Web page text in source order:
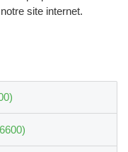
site internet.